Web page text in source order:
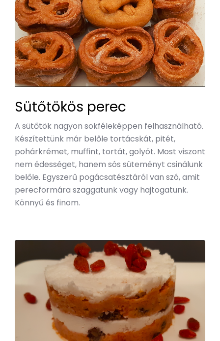
Sütőtökös perec
A sütőtök nagyon sokféleképpen felhasználható.
Készítettünk már belőle tortácskát, pitét,
pohárkrémet, muffint, tortát, golyót. Most viszont
nem édességet, hanem sós süteményt csinálunk
belőle. Egyszerű pogácsatésztáról van szó, amit
perecformára szaggatunk vagy hajtogatunk.
Könnyű és finom.